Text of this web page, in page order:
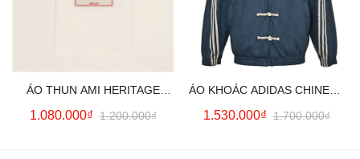
ÁO THUN AMI HERITAGE
PRINT (WHITE CREAM)
1.080.000₫1.200.000₫
ÁO KHOÁC ADIDAS CHINESE
NEW YEAR JACKET (BLUE)
1.530.000₫1.700.000₫